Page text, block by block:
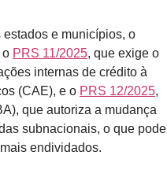
e municípios, o
o PRS 11/2025, que exige o
internas de crédito à
(CAE), e o PRS 12/2025,
que autoriza a mudança
subnacionais, o que pode
endividados.